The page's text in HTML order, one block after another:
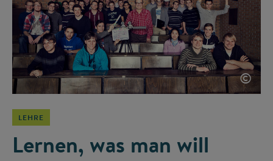
©
LEHRE
Lernen, was man will